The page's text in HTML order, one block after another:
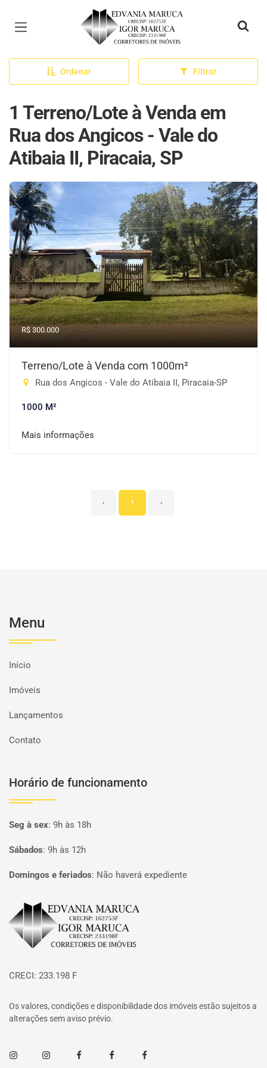
Página inicial
Ordenar Filtrar
1 Terreno/Lote à Venda em
Rua dos Angicos - Vale do
Atibaia II, Piracaia, SP
R$ 300.000
Terreno/Lote à Venda com 1000m²
Rua dos Angicos - Vale do Atibaia II, Piracaia-SP
1000 M²
Mais informações
‹ 1 ›
Menu
Início
Imóveis
Lançamentos
Contato
Horário de funcionamento
Seg à sex: 9h às 18h
Sábados: 9h às 12h
Domingos e feriados: Não haverá expediente
Página inicial
CRECI: 233.198 F
Os valores, condições e disponibilidade dos imóveis estão sujeitos a
alterações sem aviso prévio.
InstagramInstagramFacebookFacebookFacebook